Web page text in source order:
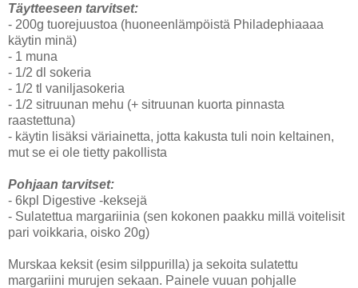
Täytteeseen tarvitset:
- 200g tuorejuustoa (huoneenlämpöistä Philadephiaaaa
käytin minä)
- 1 muna
- 1/2 dl sokeria
- 1/2 tl vaniljasokeria
- 1/2 sitruunan mehu (+ sitruunan kuorta pinnasta
raastettuna)
- käytin lisäksi väriainetta, jotta kakusta tuli noin keltainen,
mut se ei ole tietty pakollista
Pohjaan tarvitset:
- 6kpl Digestive -keksejä
- Sulatettua margariinia (sen kokonen paakku millä voitelisit
pari voikkaria, oisko 20g)
Murskaa keksit (esim silppurilla) ja sekoita sulatettu
margariini murujen sekaan. Painele vuuan pohjalle